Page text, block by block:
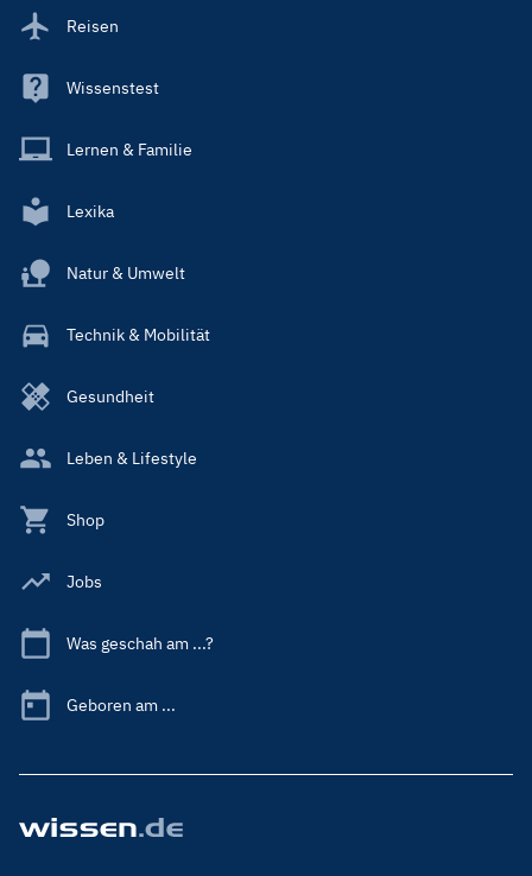
Reisen
Wissenstest
Lernen & Familie
Lexika
Natur & Umwelt
Technik & Mobilität
Gesundheit
Leben & Lifestyle
Shop
Jobs
Was geschah am ...?
Geboren am ...